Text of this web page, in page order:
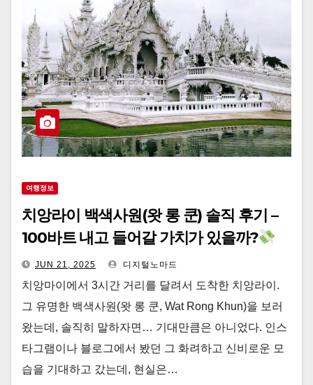
여행정보
치앙라이 백색사원(왓 롱 쿤) 솔직 후기 –
100바트 내고 들어갈 가치가 있을까?
JUN 21, 2025 디지털노마드
치앙마이에서 3시간 거리를 달려서 도착한 치앙라이.
그 유명한 백색사원(왓 롱 쿤, Wat Rong Khun)을 보러
왔는데, 솔직히 말하자면… 기대만큼은 아니었다. 인스
타그램이나 블로그에서 봤던 그 화려하고 신비로운 모
습을 기대하고 갔는데, 현실은…